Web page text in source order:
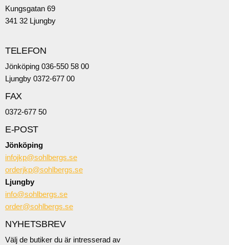
Kungsgatan 69
341 32 Ljungby
TELEFON
Jönköping 036-550 58 00
Ljungby 0372-677 00
FAX
0372-677 50
E-POST
Jönköping
infojkp@sohlbergs.se
orderjkp@sohlbergs.se
Ljungby
info@sohlbergs.se
order@sohlbergs.se
NYHETSBREV
Välj de butiker du är intresserad av